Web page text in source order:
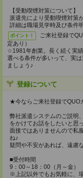
【受動喫煙対策について】
派遣先により受動喫煙対策
詳細は職場見学時及び条件
ポイント！
ご来社登録で
定あり）
☆1981年創業。長く続く実
選べる条件が多いって、実
ましょう♪
登録について
★今ならご来社登録でQUO
弊社派遣システムのご説明
をかけてお話をしたいと思
面接ではありませんので私
ね♪
疑問や不安があれば、遠慮
■受付時間
9：00～18：00（月～金）
※上記以外でもお気軽に、